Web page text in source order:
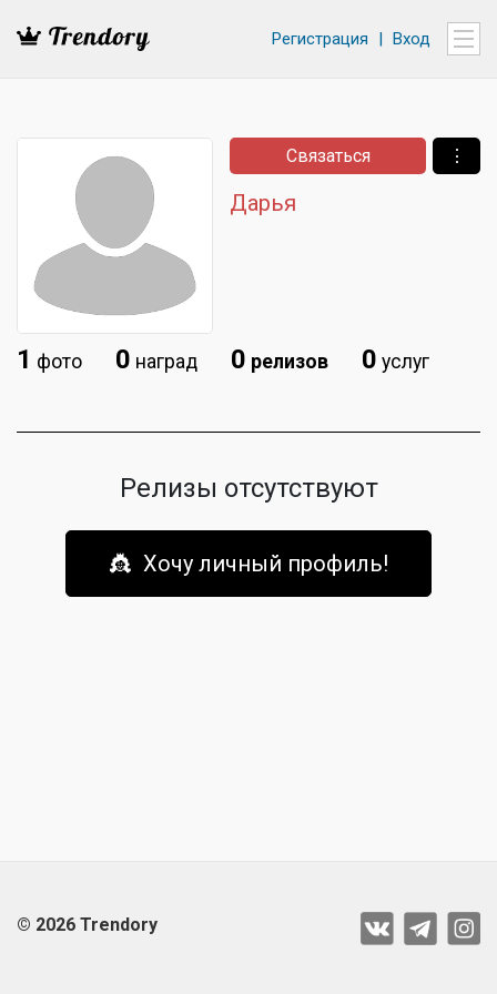
Регистрация | Вход
Дарья
Связаться ⋮
1 фото 0 наград 0 релизов 0 услуг
Релизы отсутствуют
👸 Хочу личный профиль!
© 2026 Trendory